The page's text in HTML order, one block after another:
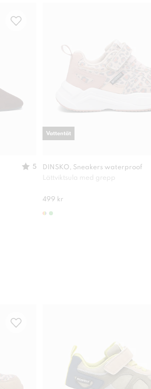
5
DINSKO, Sneakers waterproof
Lättviktsula med grepp
499 kr
Vattentät